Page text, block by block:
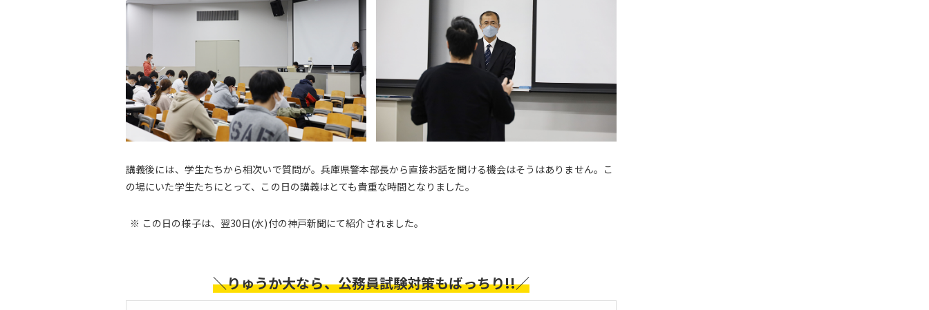
講義後には、学生たちから相次いで質問が。兵庫県警本部長から直接お話を聞ける機会はそうはありません。こ
の場にいた学生たちにとって、この日の講義はとても貴重な時間となりました。
この日の様子は、翌30日(水)付の神戸新聞にて紹介されました。
＼りゅうか大なら、公務員試験対策もばっちり!!／